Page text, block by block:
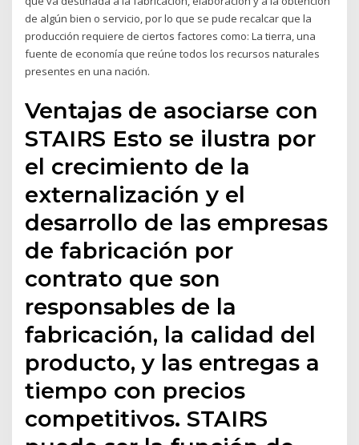
de algún bien o servicio, por lo que se pude recalcar que la
producción requiere de ciertos factores como: La tierra, una
fuente de economía que reúne todos los recursos naturales
presentes en una nación.
Ventajas de asociarse con
STAIRS Esto se ilustra por
el crecimiento de la
externalización y el
desarrollo de las empresas
de fabricación por
contrato que son
responsables de la
fabricación, la calidad del
producto, y las entregas a
tiempo con precios
competitivos. STAIRS